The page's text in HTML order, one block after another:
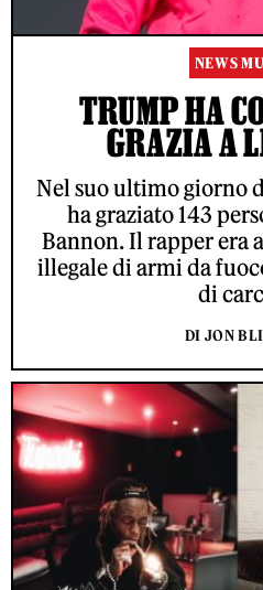
NEWS
TRUMP HA
GRAZIA A
Nel suo ultimo giorno
ha graziato 143
Bannon. Il rapper era
illegale di armi da
di
DI JON